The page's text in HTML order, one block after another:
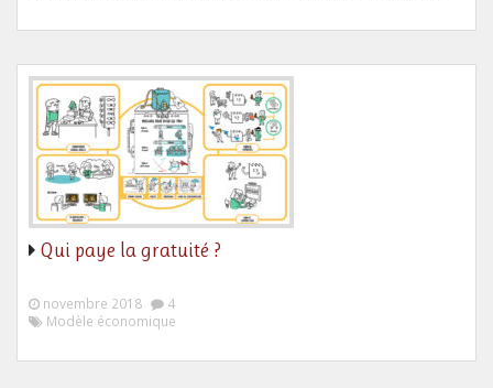
Qui paye la gratuité ?
novembre 2018
4
Modèle économique